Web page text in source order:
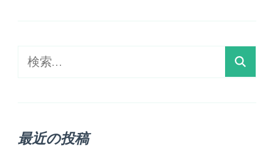
検
最近の投稿